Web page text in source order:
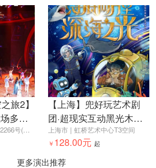
旅2】
多媒
上海市静安区共和新路2266号(地铁1号线上海马戏城站3号口)
【上海】兜好玩艺术剧
团·超现实互动黑光木偶
剧《海底两万里·深海之
光》
上海市 | 虹桥艺术中心T3空间
￥ 128.00元 起
更多演出推荐